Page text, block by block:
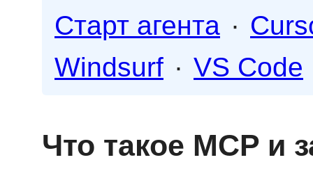
Старт агента ·
Windsurf · VS Code
Что такое MCP и